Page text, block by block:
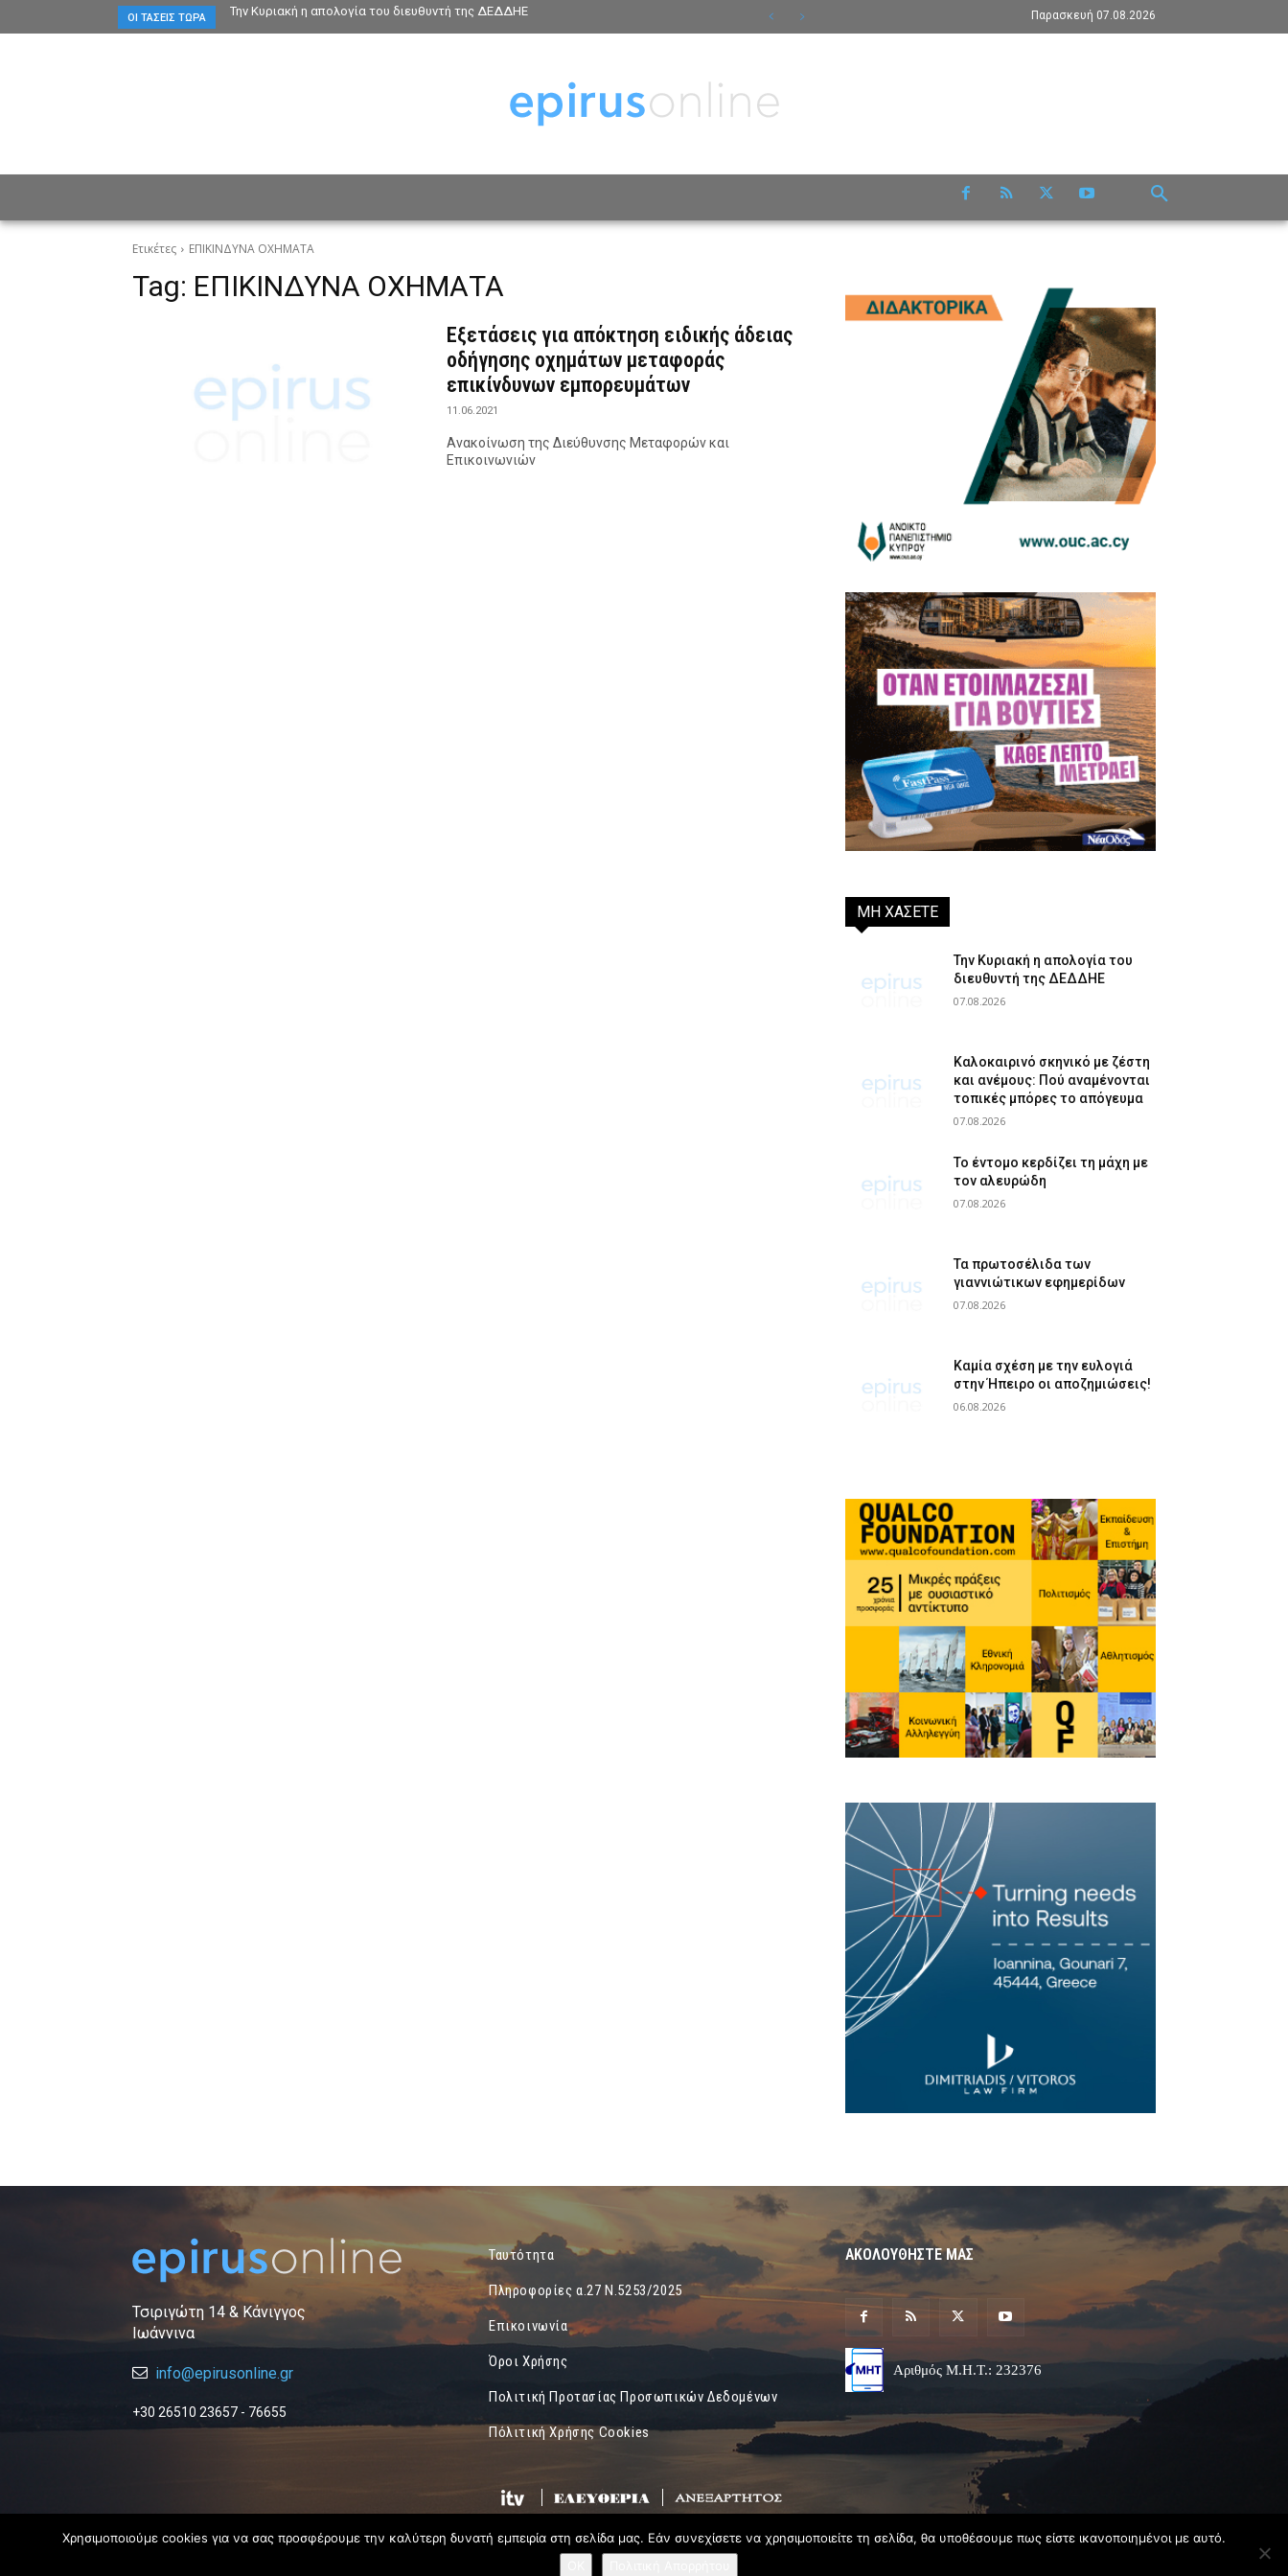
ΟΙ ΤΆΣΕΙΣ ΤΏΡΑ Την Κυριακή η απολογία του διευθυντή της ΔΕΔΔΗΕ Παρασκευή 07.08.2026
Ετικέτες ΕΠΙΚΙΝΔΥΝΑ ΟΧΗΜΑΤΑ
Tag: ΕΠΙΚΙΝΔΥΝΑ ΟΧΗΜΑΤΑ
Εξετάσεις για απόκτηση ειδικής άδειας
οδήγησης oχημάτων μεταφοράς
επικίνδυνων εμπορευμάτων
11.06.2021
Ανακοίνωση της Διεύθυνσης Μεταφορών και
Επικοινωνιών
ΜΗ ΧΑΣΕΤΕ
Την Κυριακή η απολογία του
διευθυντή της ΔΕΔΔΗΕ
07.08.2026
Καλοκαιρινό σκηνικό με ζέστη
και ανέμους: Πού αναμένονται
τοπικές μπόρες το απόγευμα
07.08.2026
Το έντομο κερδίζει τη μάχη με
τον αλευρώδη
07.08.2026
Τα πρωτοσέλιδα των
γιαννιώτικων εφημερίδων
07.08.2026
Καμία σχέση με την ευλογιά
στην Ήπειρο οι αποζημιώσεις!
06.08.2026
Τσιριγώτη 14 & Κάνιγγος
Ιωάννινα
info@epirusonline.gr
+30 26510 23657 - 76655
Ταυτότητα
Πληροφορίες α.27 Ν.5253/2025
Επικοινωνία
Όροι Χρήσης
Πολιτική Προτασίας Προσωπικών Δεδομένων
Πόλιτική Χρήσης Cookies
ΑΚΟΛΟΥΘΗΣΤΕ ΜΑΣ
Αριθμός Μ.Η.Τ.: 232376
Χρησιμοποιούμε cookies για να σας προσφέρουμε την καλύτερη δυνατή εμπειρία στη σελίδα μας. Εάν συνεχίσετε να χρησιμοποιείτε τη σελίδα, θα υποθέσουμε πως είστε ικανοποιημένοι με αυτό.